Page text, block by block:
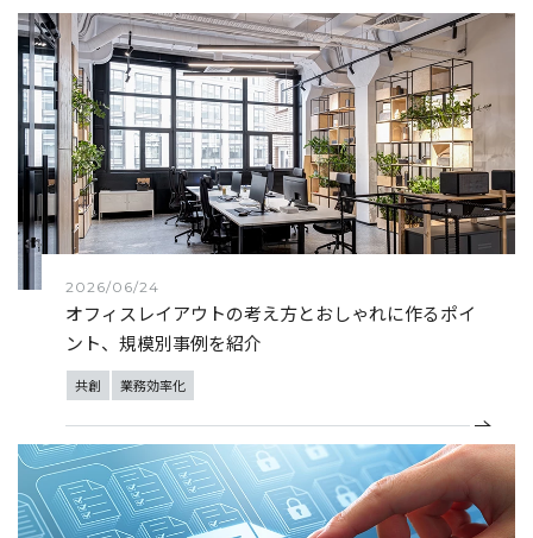
2026/06/24
オフィスレイアウトの考え方とおしゃれに作るポイ
ント、規模別事例を紹介
共創 業務効率化